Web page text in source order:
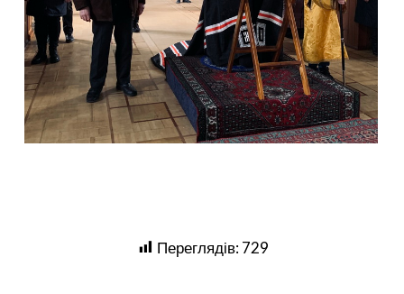
Переглядів: 729